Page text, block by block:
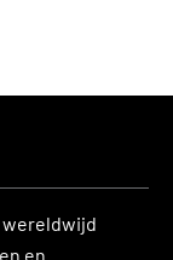
wereldwijd
en